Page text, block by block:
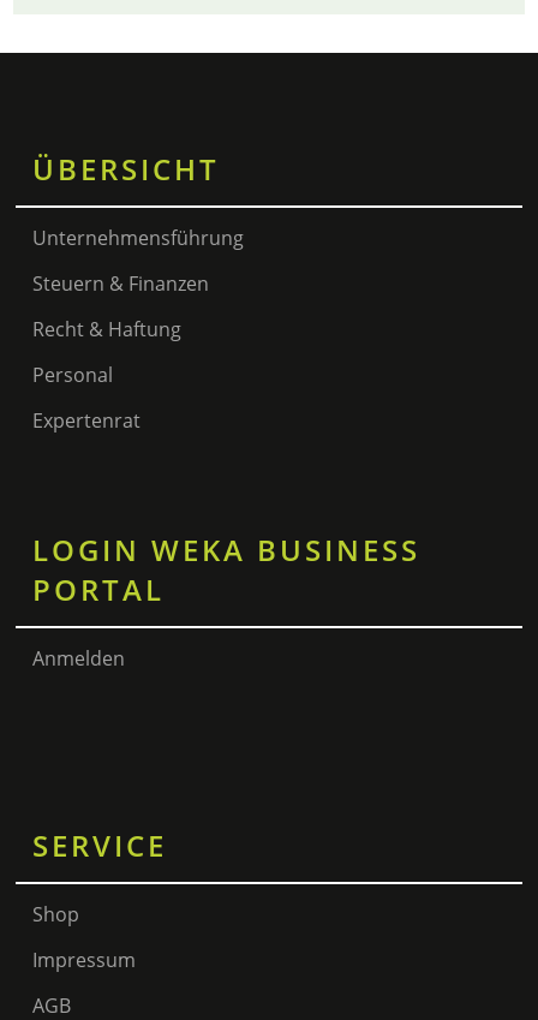
ÜBERSICHT
Unternehmensführung
Steuern & Finanzen
Recht & Haftung
Personal
Expertenrat
LOGIN WEKA BUSINESS
PORTAL
Anmelden
SERVICE
Shop
Impressum
AGB